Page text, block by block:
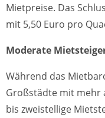
Mietpreise. Das
mit 5,50 Euro pro
Moderate
Während das
Großstädte mit mehr
bis zweistellige